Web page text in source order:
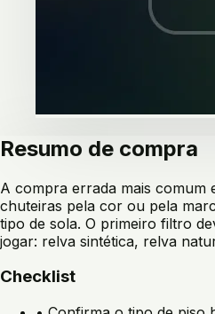
Resumo de compra
A compra errada mais comum
chuteiras pela cor ou pela
tipo de sola. O primeiro filtro
jogar: relva sintética, relva
Checklist